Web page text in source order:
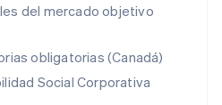
del mercado objetivo
obligatorias (Canadá)
Social Corporativa